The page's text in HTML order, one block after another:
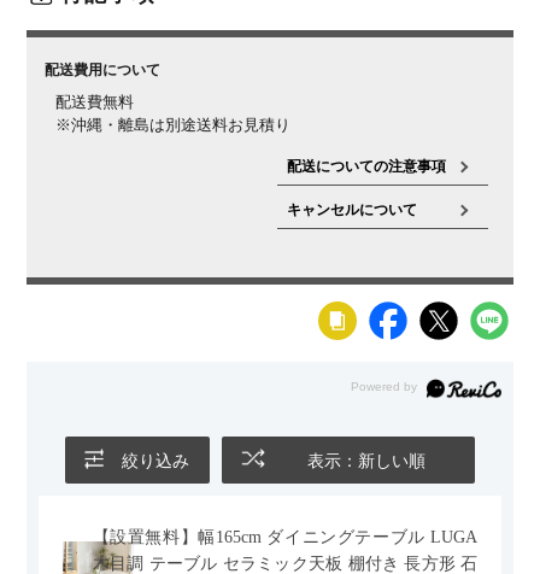
配送費用について
配送費無料
※沖縄・離島は別途送料お見積り
配送についての注意事項
キャンセルについて
絞り込み 表示：新しい順
【設置無料】幅165cm ダイニングテーブル LUGA
木目調 テーブル セラミック天板 棚付き 長方形 石